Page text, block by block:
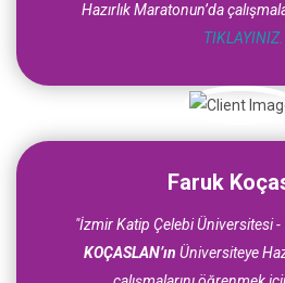
Hazırlık Maratonun’da
TIKLAYINIZ.
Faruk
"İzmir Katip Çelebi Üniversitesi
KOÇASLAN’ın Üniversiteye